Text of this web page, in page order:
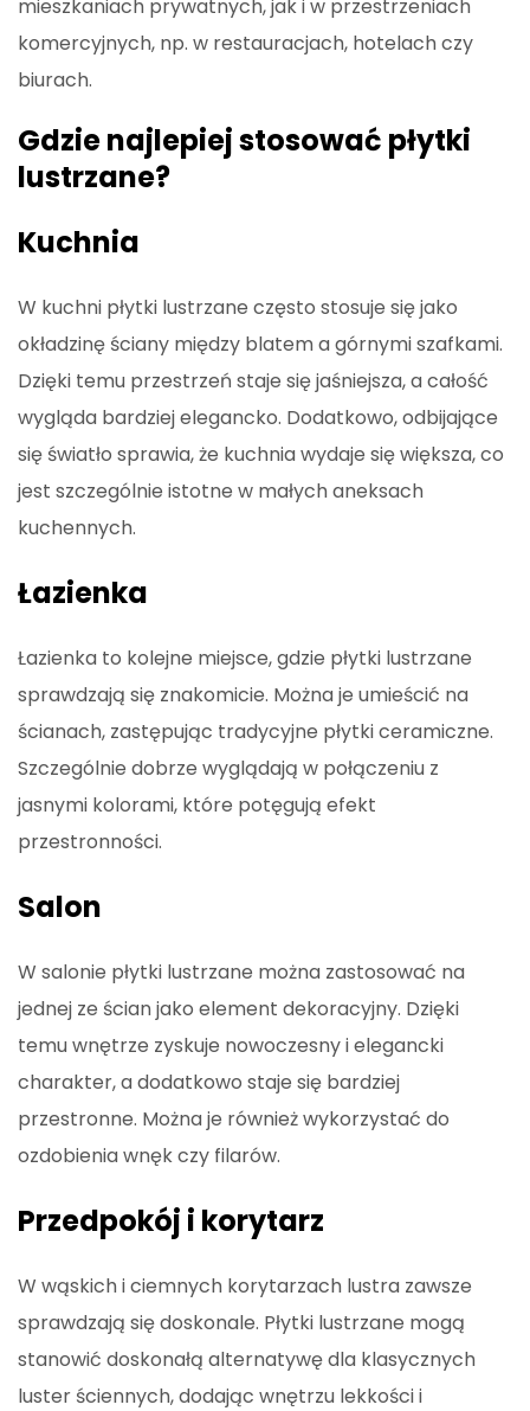
mieszkaniach prywatnych, jak i w przestrzeniach
komercyjnych, np. w restauracjach, hotelach czy
biurach.
Gdzie najlepiej stosować płytki
lustrzane?
Kuchnia
W kuchni płytki lustrzane często stosuje się jako
okładzinę ściany między blatem a górnymi szafkami.
Dzięki temu przestrzeń staje się jaśniejsza, a całość
wygląda bardziej elegancko. Dodatkowo, odbijające
się światło sprawia, że kuchnia wydaje się większa, co
jest szczególnie istotne w małych aneksach
kuchennych.
Łazienka
Łazienka to kolejne miejsce, gdzie płytki lustrzane
sprawdzają się znakomicie. Można je umieścić na
ścianach, zastępując tradycyjne płytki ceramiczne.
Szczególnie dobrze wyglądają w połączeniu z
jasnymi kolorami, które potęgują efekt
przestronności.
Salon
W salonie płytki lustrzane można zastosować na
jednej ze ścian jako element dekoracyjny. Dzięki
temu wnętrze zyskuje nowoczesny i elegancki
charakter, a dodatkowo staje się bardziej
przestronne. Można je również wykorzystać do
ozdobienia wnęk czy filarów.
Przedpokój i korytarz
W wąskich i ciemnych korytarzach lustra zawsze
sprawdzają się doskonale. Płytki lustrzane mogą
stanowić doskonałą alternatywę dla klasycznych
luster ściennych, dodając wnętrzu lekkości i